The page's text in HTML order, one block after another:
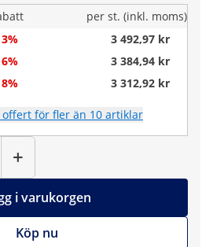
per st. (inkl. moms)
3%
3 492,97 kr
6%
3 384,94 kr
8% 3 312,92 kr
offert för fler än 10 artiklar
+
i varukorgen
Köp nu